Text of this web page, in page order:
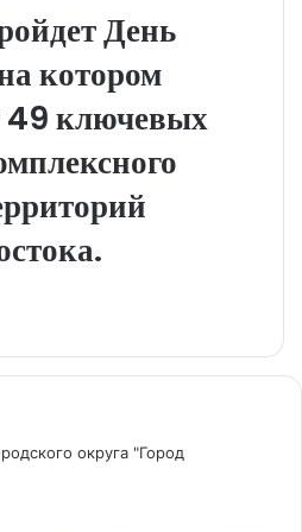
День
котором
49 ключевых
округа "Город